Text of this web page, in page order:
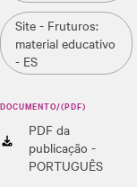
Site - Fruturos:
material educativo
- ES
DOCUMENTO/(PDF)
PDF da
publicação -
PORTUGUÊS